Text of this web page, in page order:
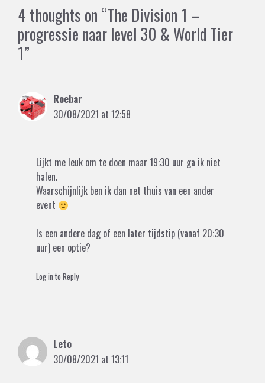
4 thoughts on “The Division 1 –
progressie naar level 30 & World Tier
1”
Roebar
30/08/2021 at 12:58
Lijkt me leuk om te doen maar 19:30 uur ga ik niet
halen.
Waarschijnlijk ben ik dan net thuis van een ander
event
Is een andere dag of een later tijdstip (vanaf 20:30
uur) een optie?
Log in to Reply
Leto
30/08/2021 at 13:11